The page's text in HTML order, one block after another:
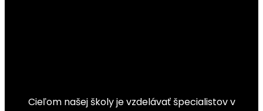
Cieľom našej školy je vzdelávať špecialistov v